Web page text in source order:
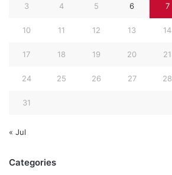
3 4 5 6 7
10 11 12 13 14
17 18 19 20 21
24 25 26 27 28
31
« Jul
Categories